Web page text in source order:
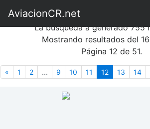
AviacionCR.net
Búsqueda de
La búsqueda a generado 755
Mostrando resultados del
Página 12 de 51.
«Anterior
1 2 ... 9 10 11 12(actual)
13 14